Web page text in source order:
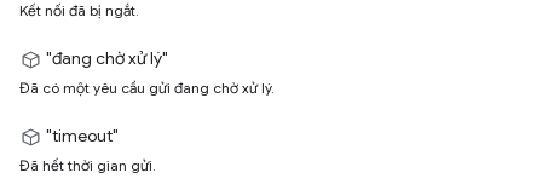
Kết nối đã bị ngắt.
"đang chờ xử lý"
Đã có một yêu cầu gửi đang chờ xử lý.
"timeout"
Đã hết thời gian gửi.